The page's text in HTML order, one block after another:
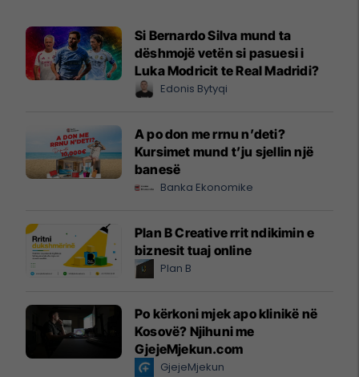
Si Bernardo Silva mund ta
dëshmojë vetën si pasuesi i
Luka Modricit te Real Madridi?
Edonis Bytyqi
A po don me rrnu n’deti?
Kursimet mund t’ju sjellin një
banesë
Banka Ekonomike
Plan B Creative rrit ndikimin e
biznesit tuaj online
Plan B
Po kërkoni mjek apo klinikë në
Kosovë? Njihuni me
GjejeMjekun.com
GjejeMjekun